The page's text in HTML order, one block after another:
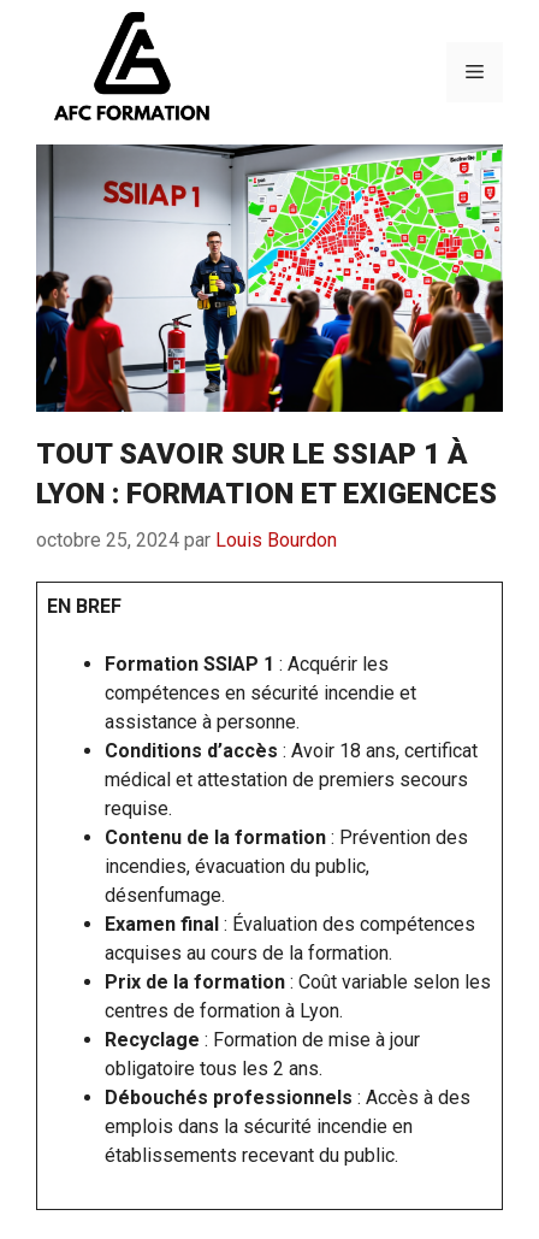
Menu
TOUT SAVOIR SUR LE SSIAP 1 À
LYON : FORMATION ET EXIGENCES
octobre 25, 2024 par Louis Bourdon
EN BREF
Formation SSIAP 1 : Acquérir les
compétences en sécurité incendie et
assistance à personne.
Conditions d’accès : Avoir 18 ans, certificat
médical et attestation de premiers secours
requise.
Contenu de la formation : Prévention des
incendies, évacuation du public,
désenfumage.
Examen final : Évaluation des compétences
acquises au cours de la formation.
Prix de la formation : Coût variable selon les
centres de formation à Lyon.
Recyclage : Formation de mise à jour
obligatoire tous les 2 ans.
Débouchés professionnels : Accès à des
emplois dans la sécurité incendie en
établissements recevant du public.